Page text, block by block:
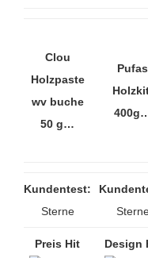
Clou
Holzpaste
wv buche
50 g…
Pufas
Kundentest:
Sterne
Preis Hit Design